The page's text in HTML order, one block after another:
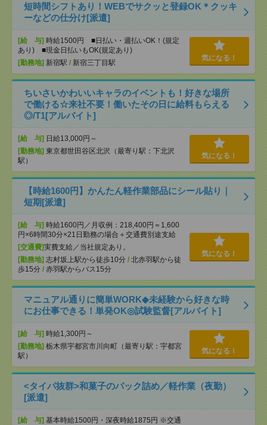
短時間シフトあり！WEBでサクッと登録OK＊クッキ
ーなどの仕分け[派遣]
[給 与] 時給1500円 ■日払い・週払いOK！(規定
あり) ■現金日払いもOK(規定あり)
[勤務地] 新宿駅 / 新宿三丁目駅
気になる！
ちいさいかわいいキャラのイベントも！好きな場所
で働ける☆来社不要！働いたその日に給料もらえる
◎/T1[アルバイト]
[給 与] 日給13,000円～
[勤務地] 東京都世田谷区北沢（最寄り駅：下北沢
駅）
気になる！
【時給1600円】かんたん軽作業部品にシール貼り｜
短期[派遣]
[給 与] 時給1600円／月収例：218,400円＝1,600
円×6時間30分×21日勤務の場合＋交通費別途支給
[交通費]実費支給／当社規定あり。
[勤務地] 志村坂上駅から徒歩10分 / 北赤羽駅から徒
歩15分 / 赤羽駅からバス15分
気になる！
マニュアル通りに簡単WORK◆未経験から好きな時
にお仕事できる！単発OK◎試験監督[アルバイト]
[給 与] 時給1,300円～
[勤務地] 栃木県宇都宮市川向町（最寄り駅：宇都宮
駅）
気になる！
<タイパ抜群>和菓子のパック詰め／軽作業（夜勤）
[派遣]
[給 与] 基本時給1500円・深夜時給1875円 ※交通